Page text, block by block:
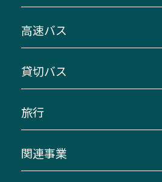
主要停留所案内図・時刻表
路線バスのご利用方法
三重交通接近情報バスロケー
迂回・休止について
臨時バスについて
高速バス
南紀・VISON～横浜・東京・
伊賀～名古屋
南紀～VISON～名古屋
貸切バス
貸切バスのご利用について
お問い合わせ
旅行
貸切バス団体旅行
関連事業